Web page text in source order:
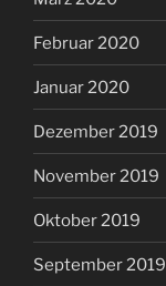
Februar 2020
Januar 2020
Dezember 2019
November 2019
Oktober 2019
September 2019